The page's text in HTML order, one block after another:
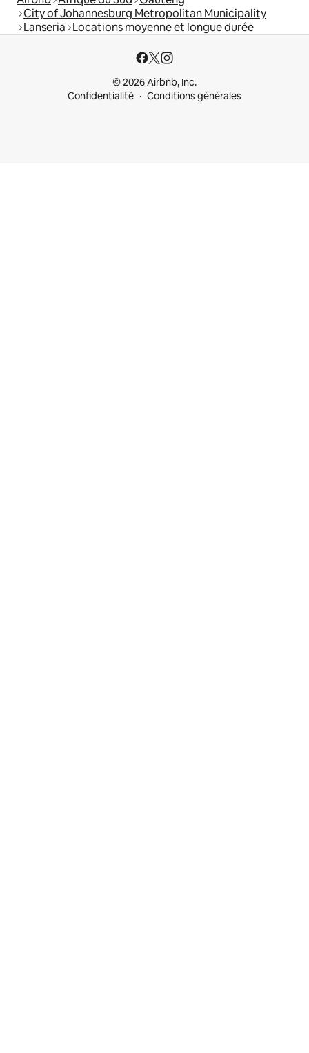
City of Johannesburg Metropolitan Municipality
Lanseria Locations moyenne et longue durée
© 2026 Airbnb, Inc.
Confidentialité
Conditions générales